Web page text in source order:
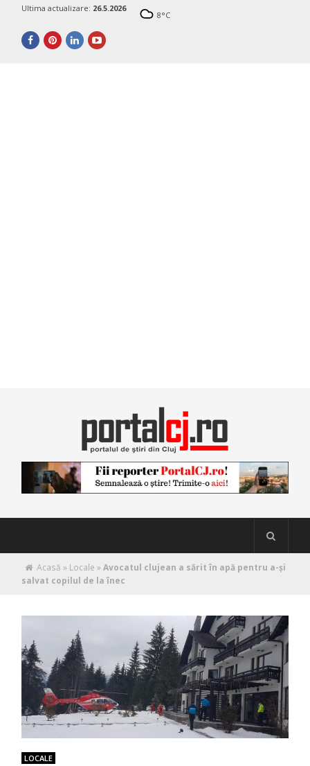
Ultima actualizare: 26.5.2026
8°C
Acasă » Locale »Avocatul clujean a sărit în apă pentru a-și
salvat copilul de la înec
LOCALE